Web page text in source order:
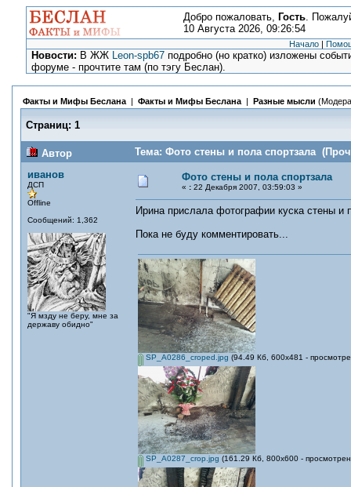
Добро пожаловать, Гость.
10 Августа 2026, 09:26:54
Начало |
Новости: В ЖЖ Leon-spb67 подробно (но кратко) изложены
форуме - прочтите там (по тэгу Беслан).
Факты и Мифы Беслана | Факты и Мифы Беслана | Разные мысли
Страниц: 1
Автор
Тема: Фото стены и пола спортзала
иванов
ДСП
Offline
Сообщений: 1,362
"Я мзду не беру, мне за
державу обидно"
Фото стены и пола спортзала
« : 22 Декабря 2007, 03:59:03 »
Ирина прислала фотографии куска стены
Пока не буду комментировать...
SP_A0286_croped.jpg (94.49 Кб, 600x481 -
SP_A0287_crop.jpg (161.29 Кб, 800x600 -